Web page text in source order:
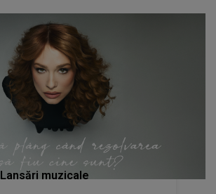
Lansări muzicale